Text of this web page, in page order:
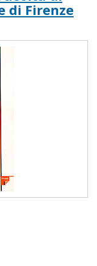
di Firenze